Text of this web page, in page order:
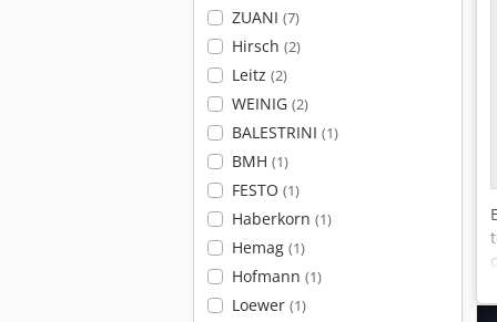
ZUANI (7)
Hirsch (2)
Leitz (2)
WEINIG (2)
BALESTRINI (1)
BMH (1)
FESTO (1)
Haberkorn (1)
Hemag (1)
Hofmann (1)
Loewer (1)